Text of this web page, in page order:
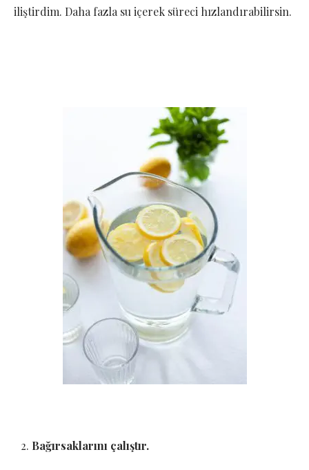
iliştirdim. Daha fazla su içerek süreci hızlandırabilirsin.
Bağırsaklarını çalıştır.